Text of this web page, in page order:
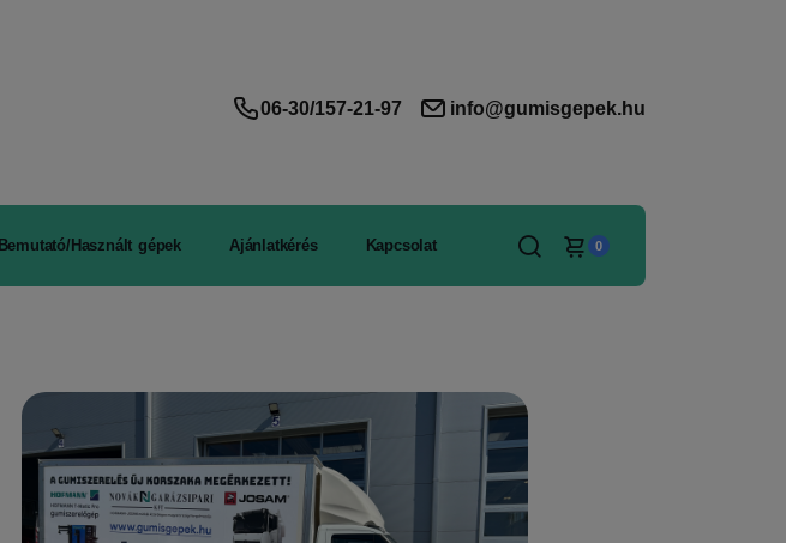
06-30/157-21-97 info@gumisgepek.hu
Bemutató/Használt gépek Ajánlatkérés Kapcsolat 0